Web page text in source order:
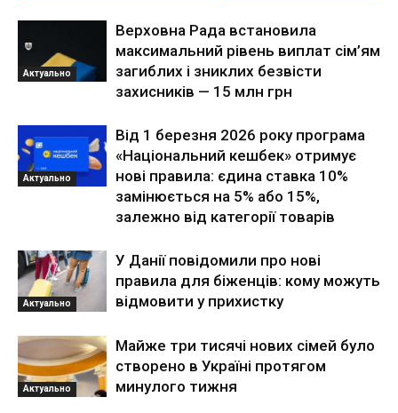
Актуально
Верховна Рада встановила
максимальний рівень виплат сім’ям
загиблих і зниклих безвісти
захисників — 15 млн грн
Актуально
Від 1 березня 2026 року програма
«Національний кешбек» отримує
нові правила: єдина ставка 10%
замінюється на 5% або 15%,
залежно від категорії товарів
Актуально
У Данії повідомили про нові
правила для біженців: кому можуть
відмовити у прихистку
Актуально
Майже три тисячі нових сімей було
створено в Україні протягом
минулого тижня